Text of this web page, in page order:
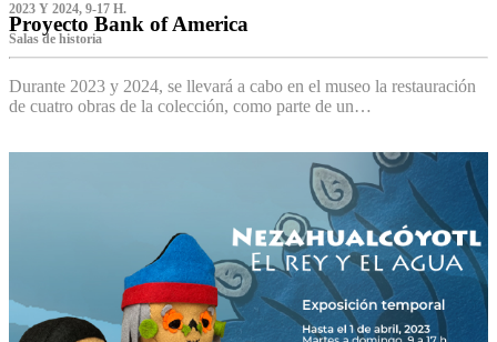
2023 Y 2024, 9-17 H.
Proyecto Bank of America
S‌alas de historia
Durante 2023 y 2024, se llevará a cabo en el museo la restauración
de cuatro obras de la colección, como parte de un…